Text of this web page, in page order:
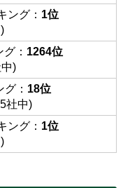
ング： 1位
： 1264位
)
： 18位
社中)
ング： 1位